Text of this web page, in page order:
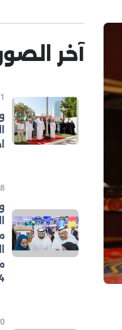
آخر الصور
01
18
20